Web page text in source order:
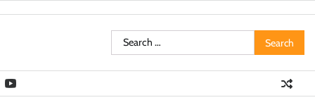
Search
for: